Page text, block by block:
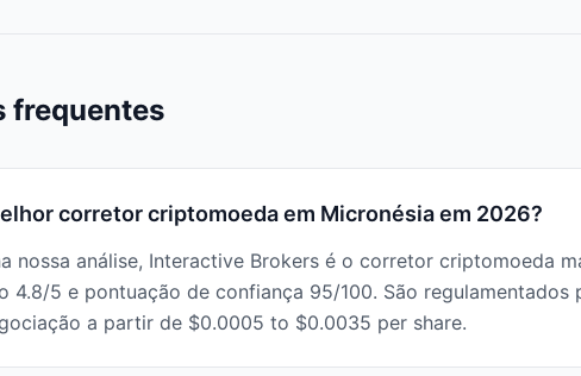
frequentes
corretor criptomoeda em Micronésia em 2026?
nossa análise, Interactive Brokers é o corretor criptomoeda
4.8/5 e pontuação de confiança 95/100. São regulamentados
a partir de $0.0005 to $0.0035 per share.